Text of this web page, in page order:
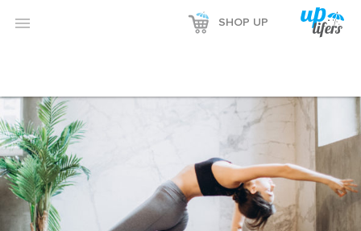
Reklamı Göster
Reklamı Gizle
 SHOP UP